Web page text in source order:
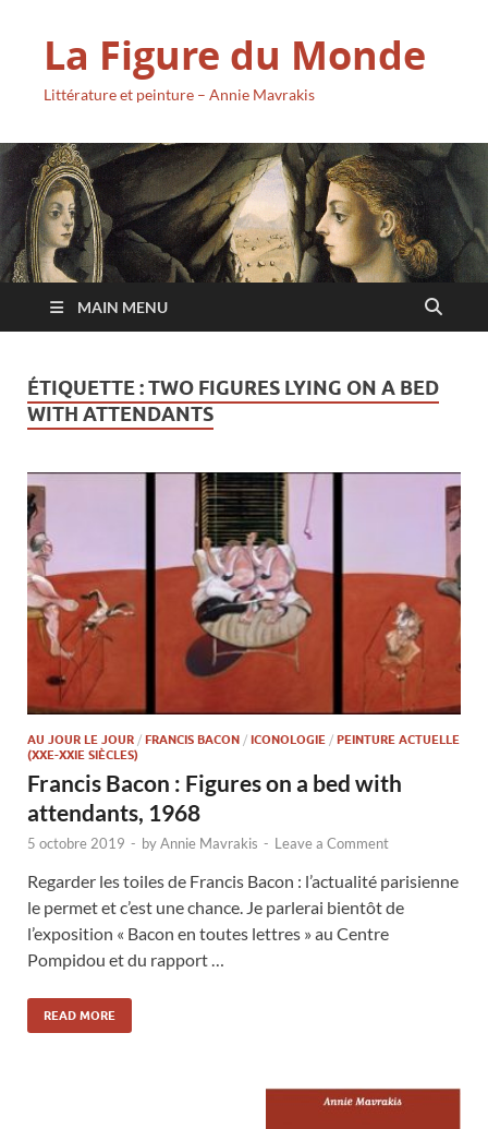
La Figure du Monde
Littérature et peinture – Annie Mavrakis
MAIN MENU
ÉTIQUETTE :TWO FIGURES LYING ON A BED
WITH ATTENDANTS
AU JOUR LE JOUR / FRANCIS BACON / ICONOLOGIE / PEINTURE ACTUELLE
(XXE-XXIE SIÈCLES)
Francis Bacon : Figures on a bed with
attendants, 1968
5 octobre 2019 - byAnnie Mavrakis - Leave a Comment
Regarder les toiles de Francis Bacon : l’actualité parisienne
le permet et c’est une chance. Je parlerai bientôt de
l’exposition « Bacon en toutes lettres » au Centre
Pompidou et du rapport …
READ MORE